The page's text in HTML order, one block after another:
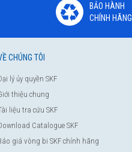
BẢO HÀNH
CHÍNH HÃNG
CHÚNG TÔI
lý ủy quyền SKF
thiệu chung
liệu tra cứu SKF
Catalogue SKF
giá vòng bi SKF chính hãng